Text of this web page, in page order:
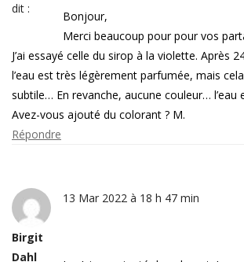
dit :
Bonjour,
Merci beaucoup pour pour vos
J’ai essayé celle du sirop à la violette. Après
l’eau est très légèrement parfumée, mais
subtile… En revanche, aucune couleur… l’eau
Avez-vous ajouté du colorant ? M.
Répondre
Birgit
Dahl
13 Mar 2022 à 18 h 47 min